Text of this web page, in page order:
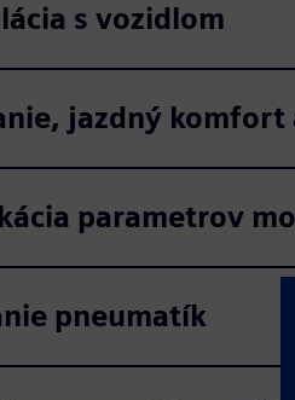
s vozidlom
jazdný
parametrov
pneumatík